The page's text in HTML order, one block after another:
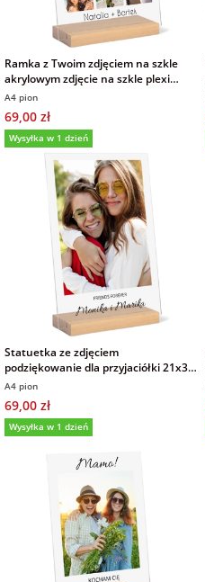
Ramka z Twoim zdjęciem na szkle
akrylowym zdjęcie na szkle plexi
kolaż 7 zdjęć A4
A4 pion
69,00 zł
Wysyłka w 1 dzień
Statuetka ze zdjęciem
podziękowanie dla przyjaciółki 21x30
cm
A4 pion
69,00 zł
Wysyłka w 1 dzień